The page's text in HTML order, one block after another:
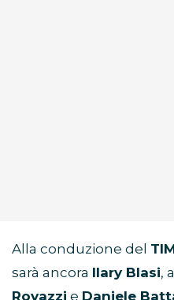
Alla conduzione del
sarà ancora Ilary Blasi,
Rovazzi e Daniele